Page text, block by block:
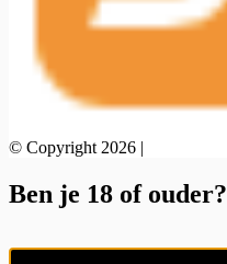
© Copyright 2026 |
Ben je 18 of ouder?